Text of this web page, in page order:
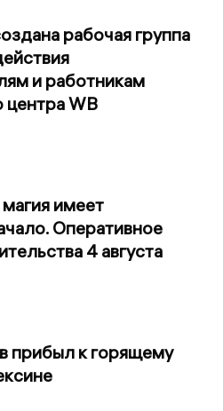
рабочая группа
и работникам
центра WB
магия имеет
Оперативное
4 августа
прибыл к горящему